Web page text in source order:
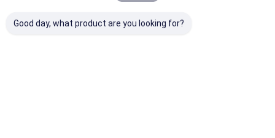
Good day, what product are you looking for?